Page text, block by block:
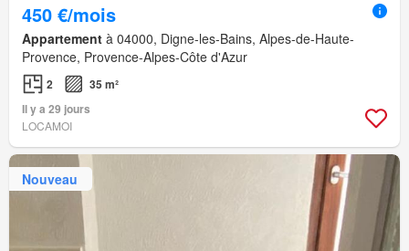
450 €/mois
Appartement à 04000, Digne-les-Bains, Alpes-de-Haute-
Provence, Provence-Alpes-Côte d'Azur
2
35 m²
Il y a 29 jours
LOCAMOI
Nouveau